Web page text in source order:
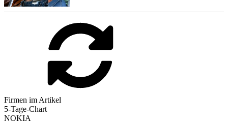
Firmen im Artikel
5-Tage-Chart
NOKIA